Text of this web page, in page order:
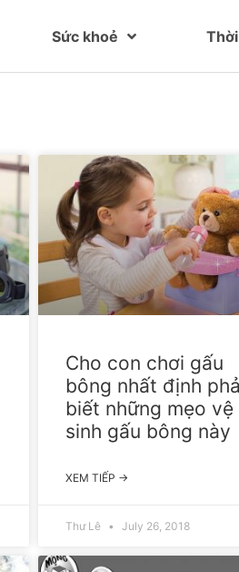
Sức khoẻ
Cho con chơi gấu
bông nhất định
biết những mẹo vệ
sinh gấu bông này
XEM TIẾP →
Thư Lê July 26, 2018